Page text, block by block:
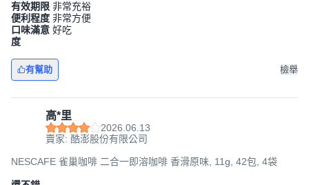
有效期限 非常充裕
便利程度 非常方便
口味滿意
度
好吃
有幫助 檢舉
高*里
2026.06.13
賣家: 酷澎股份有限公司
NESCAFE 雀巢咖啡 二合一即溶咖啡 香滑原味, 11g, 42包, 4袋